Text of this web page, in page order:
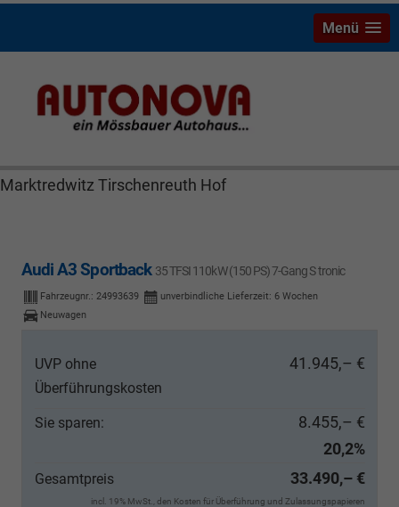
Audi A3 Bayreuth Nützel Mössbauer Autonova Brucker
Räthel MGS Autohaus günstig Finanzierung Leasing
Marktredwitz Tirschenreuth Hof
Menü
Audi A3 Sportback 35 TFSI 110kW (150 PS) 7-Gang S tronic
Fahrzeugnr.: 24993639 unverbindliche Lieferzeit: 6 Wochen
Neuwagen
UVP ohne
Überführungskosten
41.945,– €
Sie sparen:
8.455,– €
20,2%
Gesamtpreis 33.490,– €
incl. 19% MwSt., den Kosten für Überführung und Zulassungspapieren